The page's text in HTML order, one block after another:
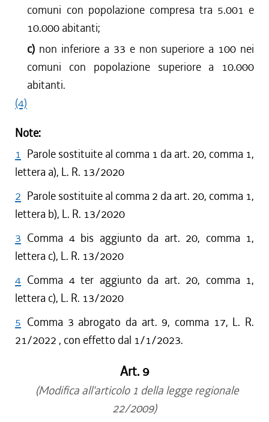
comuni con popolazione compresa tra 5.001 e
10.000 abitanti;
c) non inferiore a 33 e non superiore a 100 nei
comuni con popolazione superiore a 10.000
abitanti.
(4)
Note:
1 Parole sostituite al comma 1 da art. 20, comma 1,
lettera a), L. R. 13/2020
2 Parole sostituite al comma 2 da art. 20, comma 1,
lettera b), L. R. 13/2020
3 Comma 4 bis aggiunto da art. 20, comma 1,
lettera c), L. R. 13/2020
4 Comma 4 ter aggiunto da art. 20, comma 1,
lettera c), L. R. 13/2020
5 Comma 3 abrogato da art. 9, comma 17, L. R.
21/2022 , con effetto dal 1/1/2023.
Art. 9
(Modifica all'articolo 1 della legge regionale
22/2009)